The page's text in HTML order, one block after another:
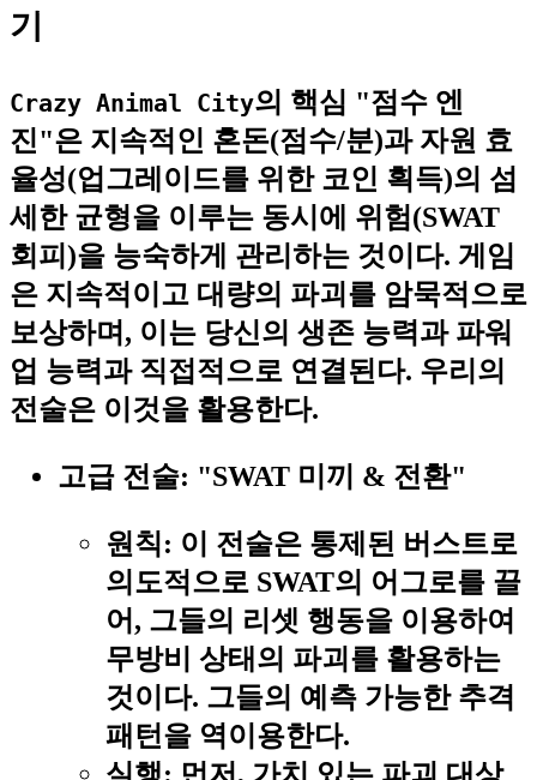
기
Crazy Animal City의 핵심 "점수 엔
진"은 지속적인 혼돈(점수/분)과 자원 효
율성(업그레이드를 위한 코인 획득)의 섬
세한 균형을 이루는 동시에 위험(SWAT
회피)을 능숙하게 관리하는 것이다. 게임
은 지속적이고 대량의 파괴를 암묵적으로
보상하며, 이는 당신의 생존 능력과 파워
업 능력과 직접적으로 연결된다. 우리의
전술은 이것을 활용한다.
고급 전술: "SWAT 미끼 & 전환"
원칙: 이 전술은 통제된 버스트로
의도적으로 SWAT의 어그로를 끌
어, 그들의 리셋 행동을 이용하여
무방비 상태의 파괴를 활용하는
것이다. 그들의 예측 가능한 추격
패턴을 역이용한다.
실행: 먼저, 가치 있는 파괴 대상